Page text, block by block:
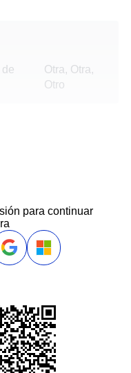
Otra, Otra,
Otro
para continuar